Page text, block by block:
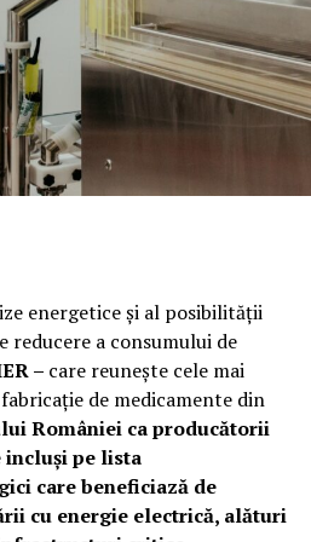
energetice și al posibilității
reducere a consumului de
– care reuneşte cele mai
de medicamente din
României ca producătorii
incluși pe lista
care beneficiază de
cu energie electrică, alături